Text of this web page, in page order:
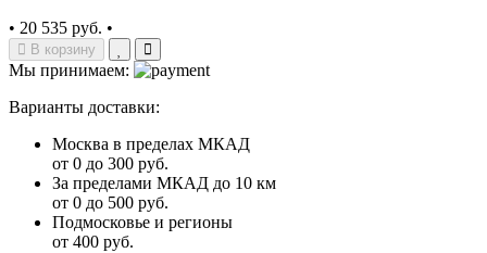
• 20 535 руб. •
В корзину
Мы принимаем:
Варианты доставки:
Москва в пределах МКАД
от 0 до 300 руб.
За пределами МКАД до 10 км
от 0 до 500 руб.
Подмосковье и регионы
от 400 руб.